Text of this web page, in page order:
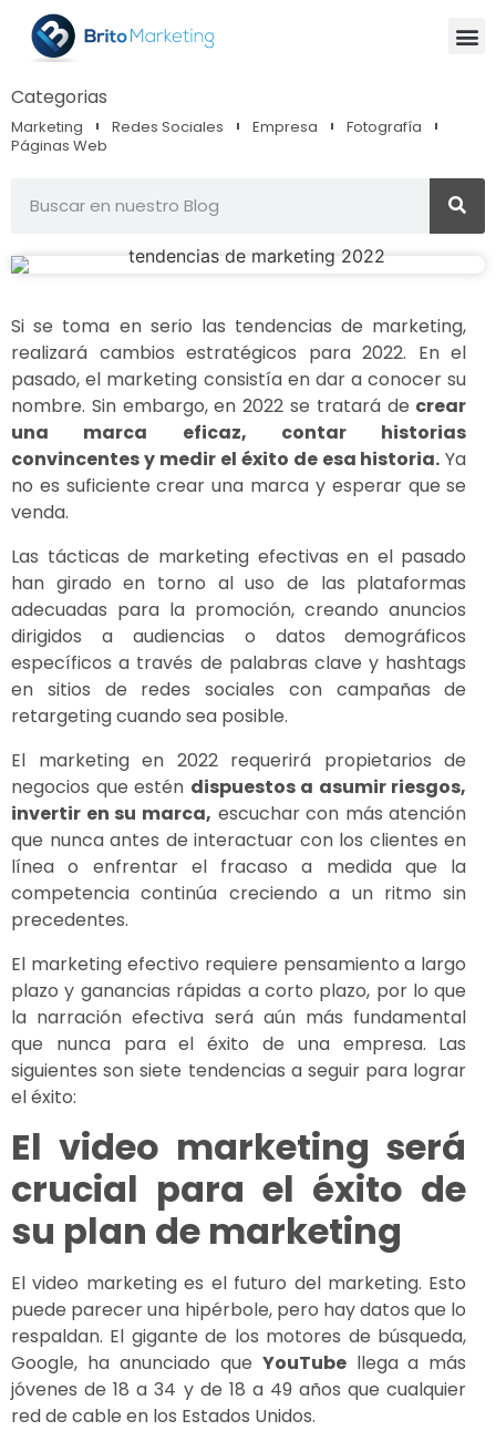
Categorias
Marketing Redes Sociales Empresa
Fotografía
Páginas Web
Si se toma en serio las tendencias de marketing,
realizará cambios estratégicos para 2022. En el
pasado, el marketing consistía en dar a conocer su
nombre. Sin embargo, en 2022 se tratará de crear
una marca eficaz, contar historias
convincentes y medir el éxito de esa historia. Ya
no es suficiente crear una marca y esperar que se
venda.
Las tácticas de marketing efectivas en el pasado
han girado en torno al uso de las plataformas
adecuadas para la promoción, creando anuncios
dirigidos a audiencias o datos demográficos
específicos a través de palabras clave y hashtags
en sitios de redes sociales con campañas de
retargeting cuando sea posible.
El marketing en 2022 requerirá propietarios de
negocios que estén dispuestos a asumir riesgos,
invertir en su marca, escuchar con más atención
que nunca antes de interactuar con los clientes en
línea o enfrentar el fracaso a medida que la
competencia continúa creciendo a un ritmo sin
precedentes.
El marketing efectivo requiere pensamiento a largo
plazo y ganancias rápidas a corto plazo, por lo que
la narración efectiva será aún más fundamental
que nunca para el éxito de una empresa. Las
siguientes son siete tendencias a seguir para lograr
el éxito:
El video marketing será
crucial para el éxito de
su plan de marketing
El video marketing es el futuro del marketing. Esto
puede parecer una hipérbole, pero hay datos que lo
respaldan. El gigante de los motores de búsqueda,
Google, ha anunciado que YouTubellega a más
jóvenes de 18 a 34 y de 18 a 49 años que cualquier
red de cable en los Estados Unidos.